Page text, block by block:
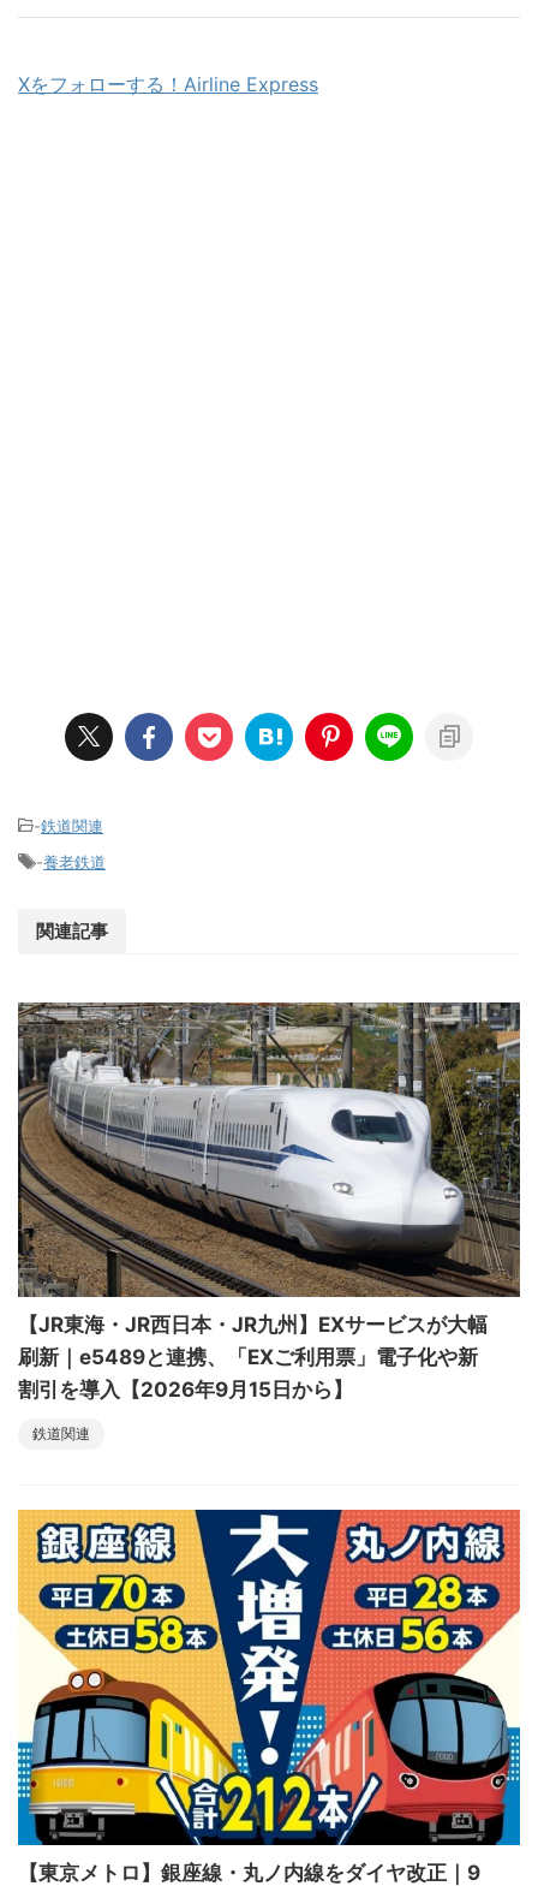
Xをフォローする！Airline Express
-鉄道関連
-養老鉄道
関連記事
【JR東海・JR西日本・JR九州】EXサービスが大幅
刷新｜e5489と連携、「EXご利用票」電子化や新
割引を導入【2026年9月15日から】
鉄道関連
【東京メトロ】銀座線・丸ノ内線をダイヤ改正｜9